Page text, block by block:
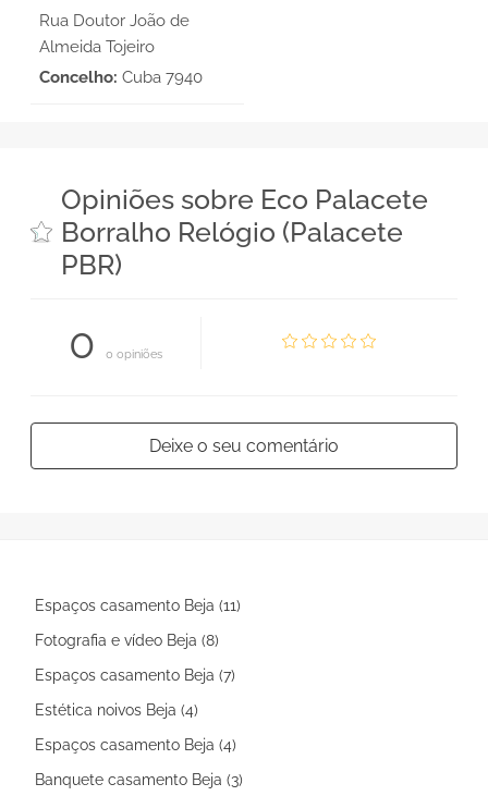
Rua Doutor João de
Almeida Tojeiro
Concelho: Cuba 7940
Opiniões sobre Eco Palacete
Borralho Relógio (Palacete
PBR)
0 0 opiniões
Deixe o seu comentário
Espaços casamento Beja (11)
Fotografia e vídeo Beja (8)
Espaços casamento Beja (7)
Estética noivos Beja (4)
Espaços casamento Beja (4)
Banquete casamento Beja (3)